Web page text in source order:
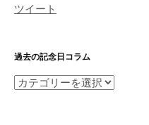
ツイート
過去の記念日コラム
過